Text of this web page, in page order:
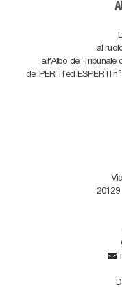
al
all'Albo del Tribunale
dei PERITI ed ESPERTI
20129